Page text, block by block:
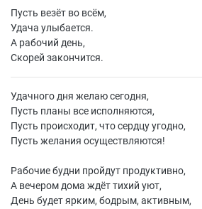
Пусть везёт во всём,
Удача улыбается.
А рабочий день,
Скорей закончится.
Удачного дня желаю сегодня,
Пусть планы все исполняются,
Пусть происходит, что сердцу угодно,
Пусть желания осуществляются!
Рабочие будни пройдут продуктивно,
А вечером дома ждёт тихий уют,
День будет ярким, бодрым, активным,